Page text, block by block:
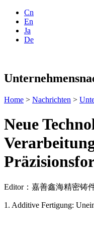
Cn
En
Ja
De
Home > Nachrichten >
Neue
Editor：嘉善鑫海精密铸
1. Additive Fertigung: